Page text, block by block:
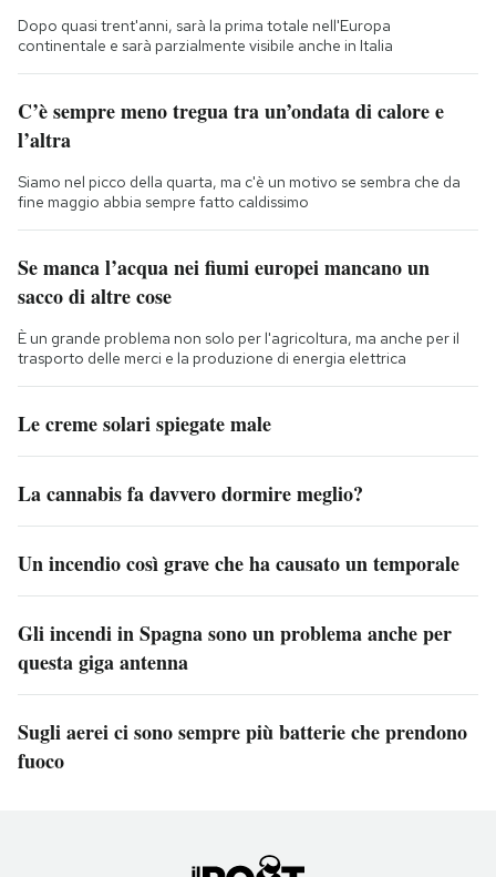
Dopo quasi trent'anni, sarà la prima totale nell'Europa
continentale e sarà parzialmente visibile anche in Italia
C’è sempre meno tregua tra un’ondata di calore e
l’altra
Siamo nel picco della quarta, ma c'è un motivo se sembra che da
fine maggio abbia sempre fatto caldissimo
Se manca l’acqua nei fiumi europei mancano un
sacco di altre cose
È un grande problema non solo per l'agricoltura, ma anche per il
trasporto delle merci e la produzione di energia elettrica
Le creme solari spiegate male
La cannabis fa davvero dormire meglio?
Un incendio così grave che ha causato un temporale
Gli incendi in Spagna sono un problema anche per
questa giga antenna
Sugli aerei ci sono sempre più batterie che prendono
fuoco